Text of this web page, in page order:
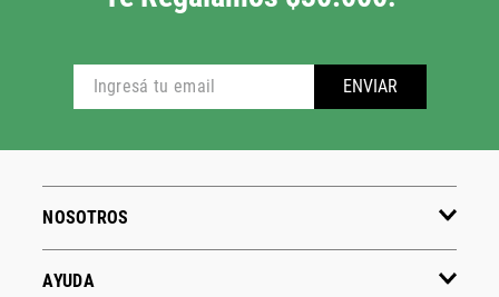
ENVIAR
NOSOTROS
AYUDA